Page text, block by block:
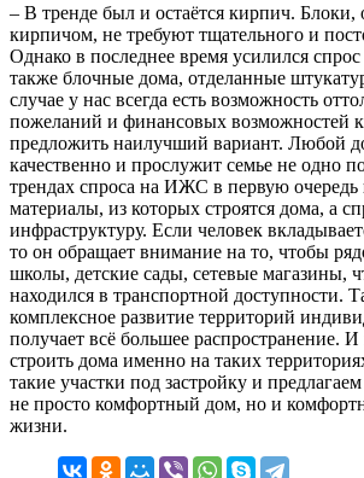
– В тренде был и остаётся кирпич.
кирпичом, не требуют тщательного и
Однако в последнее время усилился
также блочные дома, отделанные
случае у нас всегда есть возможность
пожеланий и финансовых возможностей
предложить наилучший вариант. Любой
качественно и прослужит семье не одно
трендах спроса на ИЖС в первую очередь
материалы, из которых строятся дома, а
инфраструктуру. Если человек
то он обращает внимание на то, чтобы
школы, детские сады, сетевые магазины,
находился в транспортной доступности.
комплексное развитие территорий
получает всё большее распространение.
строить дома именно на таких
такие участки под застройку и
не просто комфортный дом, но и
жизни.